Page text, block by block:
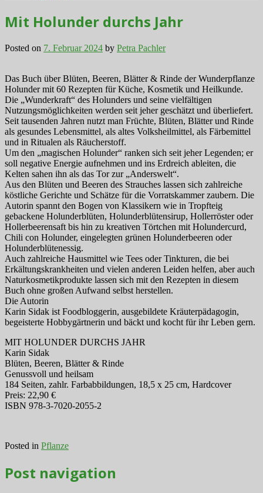
Mit Holunder durchs Jahr
Posted on 7. Februar 2024 by Petra Pachler
Das Buch über Blüten, Beeren, Blätter & Rinde der Wunderpflanze
Holunder mit 60 Rezepten für Küche, Kosmetik und Heilkunde.
Die „Wunderkraft“ des Holunders und seine vielfältigen
Nutzungsmöglichkeiten werden seit jeher geschätzt und überliefert.
Seit tausenden Jahren nutzt man Früchte, Blüten, Blätter und Rinde
als gesundes Lebensmittel, als altes Volksheilmittel, als Färbemittel
und in Ritualen als Räucherstoff.
Um den „magischen Holunder“ ranken sich seit jeher Legenden; er
soll negative Energie aufnehmen und ins Erdreich ableiten, die
Kelten sahen ihn als das Tor zur „Anderswelt“.
Aus den Blüten und Beeren des Strauches lassen sich zahlreiche
köstliche Gerichte und Schätze für die Vorratskammer zaubern. Die
Autorin spannt den Bogen von Klassikern wie in Tropfteig
gebackene Holunderblüten, Holunderblütensirup, Hollerröster oder
Hollerbeerensaft bis hin zu kreativen Törtchen mit Holundercurd,
Chili con Holunder, eingelegten grünen Holunderbeeren oder
Holunderblütenessig.
Auch zahlreiche Hausmittel wie Tees oder Tinkturen, die bei
Erkältungskrankheiten und vielen anderen Leiden helfen, aber auch
Naturkosmetikprodukte lassen sich mit den Rezepten in diesem
Buch ohne großen Aufwand selbst herstellen.
Die Autorin
Karin Sidak ist Foodbloggerin, ausgebildete Kräuterpädagogin,
begeisterte Hobbygärtnerin und bäckt und kocht für ihr Leben gern.
MIT HOLUNDER DURCHS JAHR
Karin Sidak
Blüten, Beeren, Blätter & Rinde
Genussvoll und heilsam
184 Seiten, zahlr. Farbabbildungen, 18,5 x 25 cm, Hardcover
Preis: 22,90 €
ISBN 978-3-7020-2055-2
Posted in Pflanze
Post navigation